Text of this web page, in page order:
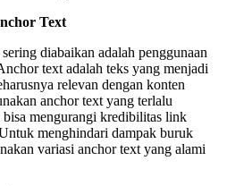
Text
diabaikan adalah penggunaan
text adalah teks yang menjadi
relevan dengan konten
anchor text yang terlalu
mengurangi kredibilitas link
menghindari dampak buruk
variasi anchor text yang alami